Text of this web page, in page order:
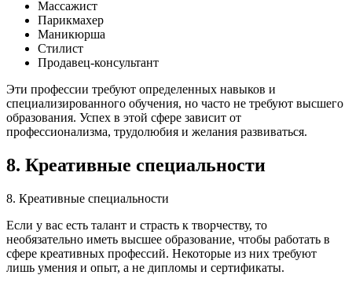
Массажист
Парикмахер
Маникюрша
Стилист
Продавец-консультант
Эти профессии требуют определенных навыков и
специализированного обучения, но часто не требуют высшего
образования. Успех в этой сфере зависит от
профессионализма, трудолюбия и желания развиваться.
8. Креативные специальности
8. Креативные специальности
Если у вас есть талант и страсть к творчеству, то
необязательно иметь высшее образование, чтобы работать в
сфере креативных профессий. Некоторые из них требуют
лишь умения и опыт, а не дипломы и сертификаты.